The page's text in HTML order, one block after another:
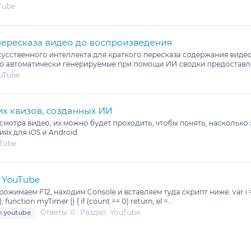
видео до воспроизведения
интеллекта для краткого пересказа содержания
автоматически генерируемые при помощи ИИ сводки
квизов, созданных ИИ
видео, их можно будет проходить, чтобы понять,
для iOS и Android.
F12, находим Console и вставляем туда скрипт ниже. var
myTimer () { if (count == 0) return; el =...
youtube Ответы: 0 Раздел: YouTube